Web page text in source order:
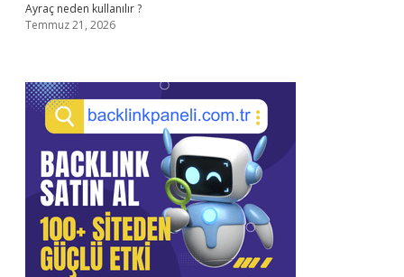
Ayraç neden kullanılır ?
Temmuz 21, 2026